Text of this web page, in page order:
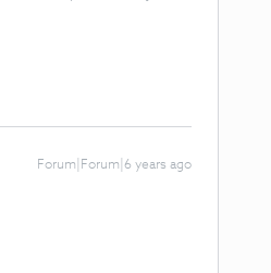
Forum|Forum|6 years ago